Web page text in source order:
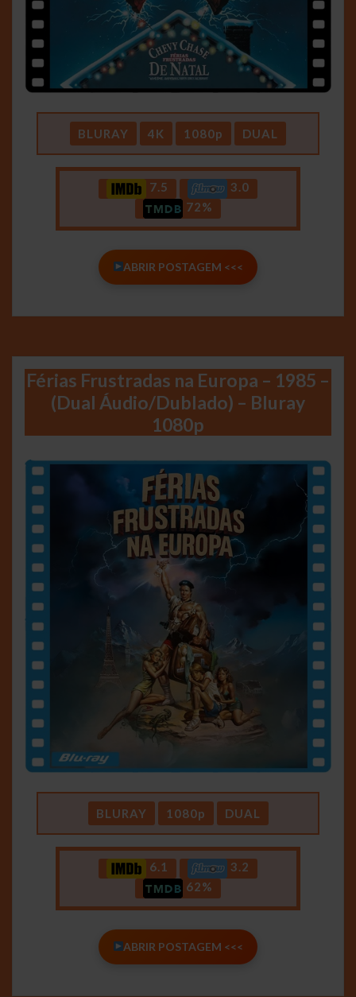
BLURAY 4K 1080p DUAL
7.5
3.0
72%
ABRIR POSTAGEM <<<
Férias Frustradas na Europa – 1985 –
(Dual Áudio/Dublado) – Bluray
1080p
BLURAY 1080p DUAL
6.1
3.2
62%
ABRIR POSTAGEM <<<